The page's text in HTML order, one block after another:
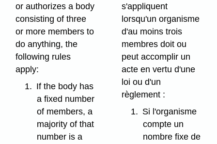
or authorizes a body
consisting of three
or more members to
do anything, the
following rules
apply:
1. If the body has
a fixed number
of members, a
majority of that
number is a
s'appliquent
lorsqu'un organisme
d'au moins trois
membres doit ou
peut accomplir un
acte en vertu d'une
loi ou d'un
règlement :
1. Si l'organisme
compte un
nombre fixe de